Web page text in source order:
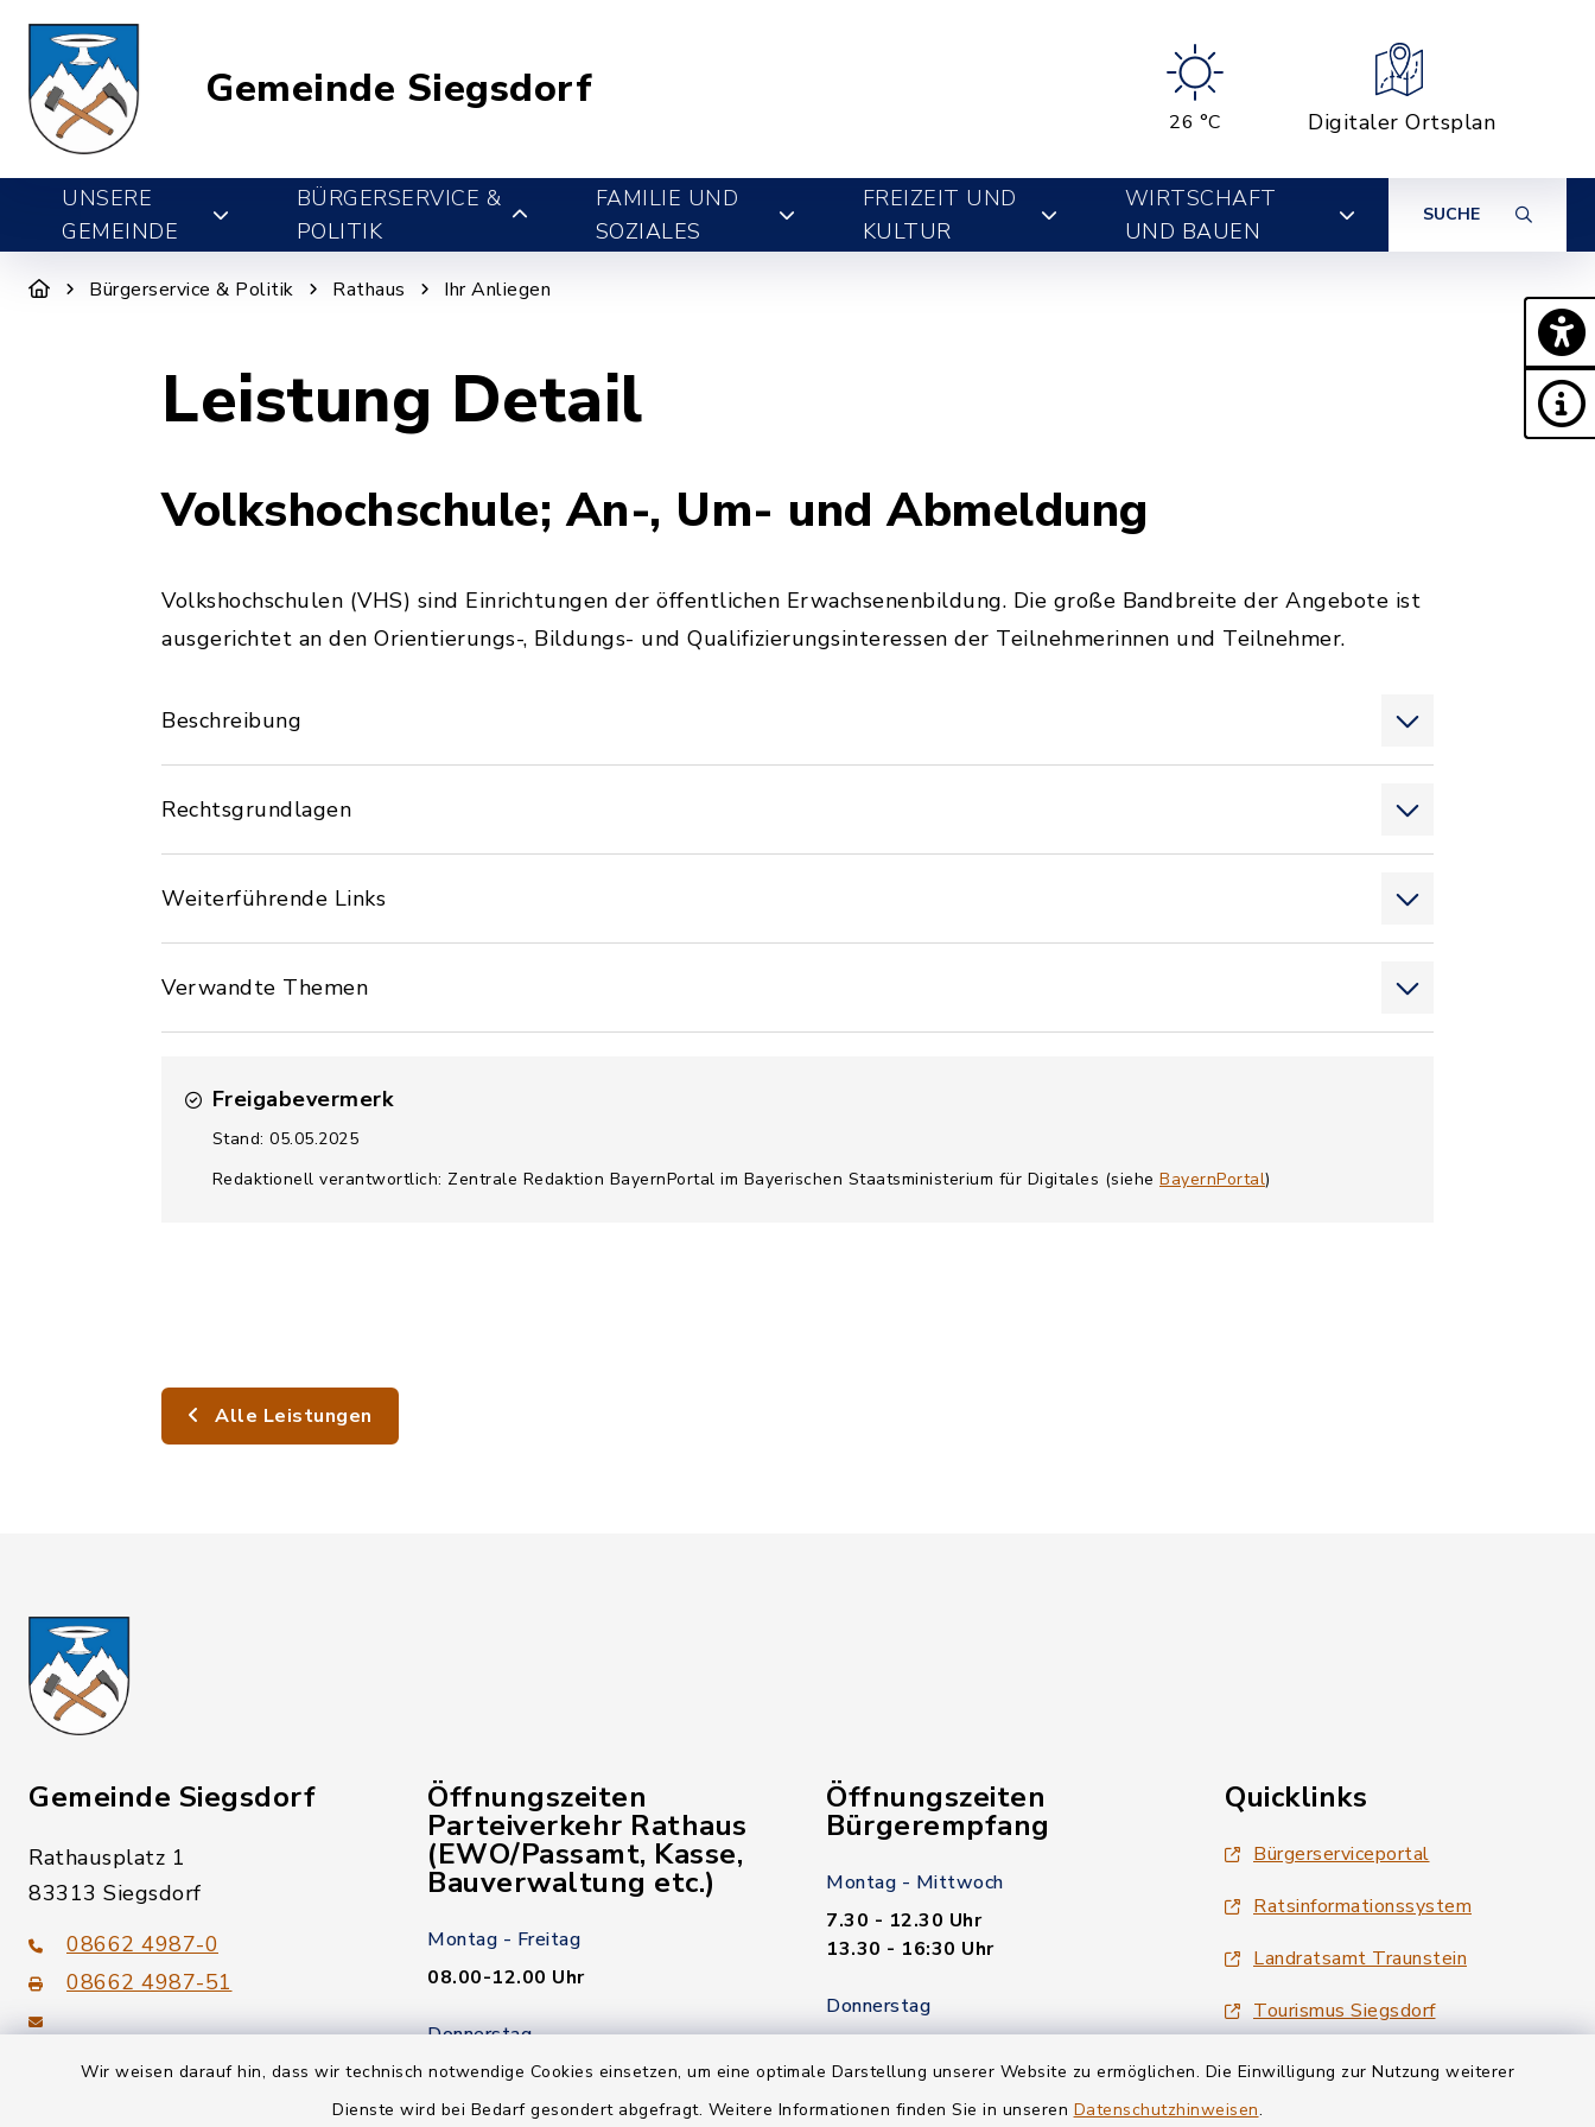
Wir weisen darauf hin, dass wir technisch notwendige Cookies einsetzen, um eine optimale Darstellung unserer Website zu ermöglichen. Die Einwilligung zur Nutzung weiterer
Dienste wird bei Bedarf gesondert abgefragt. Weitere Informationen finden Sie in unseren Datenschutzhinweisen.
Gemeinde Siegsdorf
26 °C Digitaler Ortsplan
UNSERE
GEMEINDE
BÜRGERSERVICE &
POLITIK
FAMILIE UND
SOZIALES
FREIZEIT UND
KULTUR
WIRTSCHAFT
UND BAUEN
SUCHE
Bürgerservice & Politik Rathaus Ihr Anliegen
Leistung Detail
Volkshochschule; An-, Um- und Abmeldung
Volkshochschulen (VHS) sind Einrichtungen der öffentlichen Erwachsenenbildung. Die große Bandbreite der Angebote ist
ausgerichtet an den Orientierungs-, Bildungs- und Qualifizierungsinteressen der Teilnehmerinnen und Teilnehmer.
Beschreibung
Rechtsgrundlagen
Weiterführende Links
Verwandte Themen
Freigabevermerk
Stand: 05.05.2025
Redaktionell verantwortlich: Zentrale Redaktion BayernPortal im Bayerischen Staatsministerium für Digitales (siehe BayernPortal)
Alle Leistungen
Gemeinde Siegsdorf
Rathausplatz 1
83313 Siegsdorf
08662 4987-0
08662 4987-51
Öffnungszeiten
Parteiverkehr Rathaus
(EWO/Passamt, Kasse,
Bauverwaltung etc.)
Montag - Freitag
08.00-12.00 Uhr
Donnerstag
14.00-18.00 Uhr
Kein Termin nötig!
Öffnungszeiten
Bürgerempfang
Montag - Mittwoch
7.30 - 12.30 Uhr
13.30 - 16:30 Uhr
Donnerstag
13.30 - 18.00 Uhr
Quicklinks
Bürgerserviceportal
Ratsinformationssystem
Landratsamt Traunstein
Tourismus Siegsdorf
Wirtschaftsregion Chiemgau